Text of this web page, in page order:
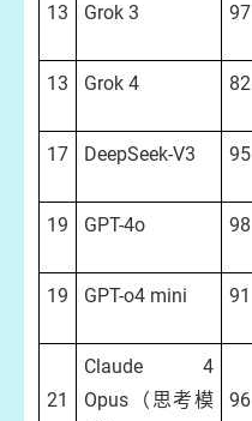
13 Grok 3 97
13 Grok 4 82
17 DeepSeek-V3 95
19 GPT-4o 98
19 GPT-o4 mini 91
21
Claude 4
Opus（思考模
96